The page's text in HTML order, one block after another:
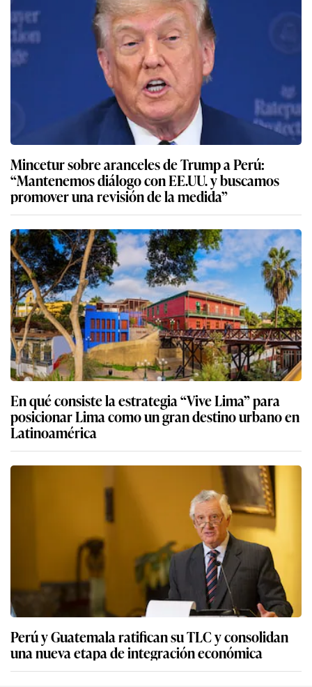
Mincetur sobre aranceles de Trump a Perú:
“Mantenemos diálogo con EE.UU. y buscamos
promover una revisión de la medida”
En qué consiste la estrategia “Vive Lima” para
posicionar Lima como un gran destino urbano en
Latinoamérica
Perú y Guatemala ratifican su TLC y consolidan
una nueva etapa de integración económica